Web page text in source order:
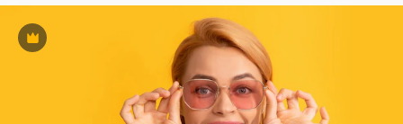
Premium